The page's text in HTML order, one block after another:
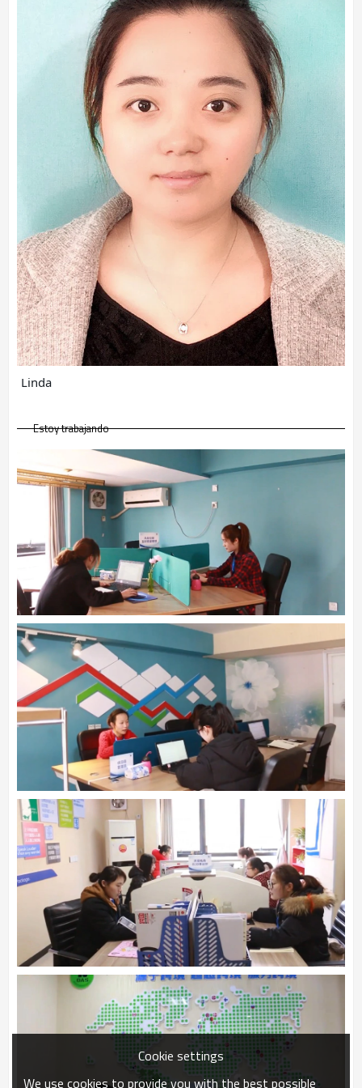
Linda
Estoy trabajando
Cookie settings
We use cookies to provide you with the best possible